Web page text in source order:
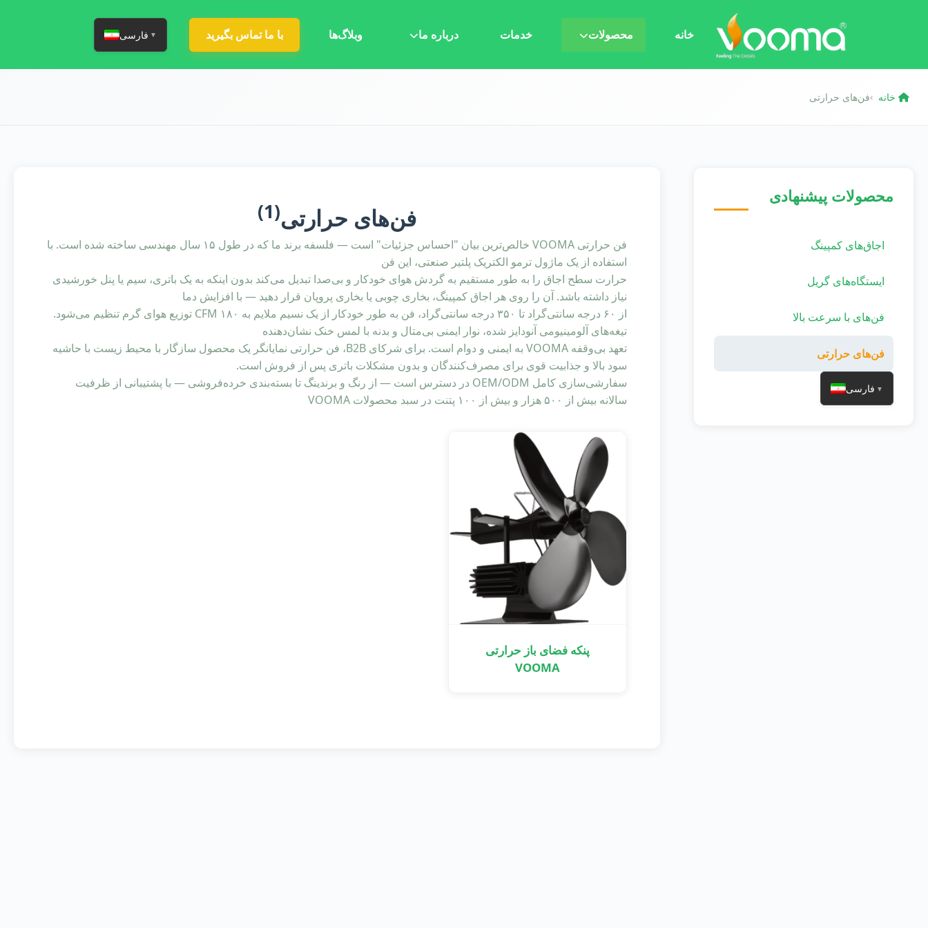
خانه محصولات خدمات درباره ما وبلاگ‌ها با ما تماس بگیرید فارسی ▼
خانه ›فن‌های حرارتی
محصولات پیشنهادی
اجاق‌های کمپینگ
ایستگاه‌های گریل
فن‌های با سرعت بالا
فن‌های حرارتی
فارسی ▼
فن‌های حرارتی(1)
فن حرارتی VOOMA خالص‌ترین بیان "احساس جزئیات" است — فلسفه برند ما که در طول ۱۵ سال مهندسی ساخته شده است. با
استفاده از یک ماژول ترمو الکتریک پلتیر صنعتی، این فن
حرارت سطح اجاق را به طور مستقیم به گردش هوای خودکار و بی‌صدا تبدیل می‌کند بدون اینکه به یک باتری، سیم یا پنل خورشیدی
نیاز داشته باشد. آن را روی هر اجاق کمپینگ، بخاری چوبی یا بخاری پروپان قرار دهید — با افزایش دما
از ۶۰ درجه سانتی‌گراد تا ۳۵۰ درجه سانتی‌گراد، فن به طور خودکار از یک نسیم ملایم به ۱۸۰ CFM توزیع هوای گرم تنظیم می‌شود.
تیغه‌های آلومینیومی آنودایز شده، نوار ایمنی بی‌متال و بدنه با لمس خنک نشان‌دهنده
تعهد بی‌وقفه VOOMA به ایمنی و دوام است. برای شرکای B2B، فن حرارتی نمایانگر یک محصول سازگار با محیط زیست با حاشیه
سود بالا و جذابیت قوی برای مصرف‌کنندگان و بدون مشکلات باتری پس از فروش است.
سفارشی‌سازی کامل OEM/ODM در دسترس است — از رنگ و برندینگ تا بسته‌بندی خرده‌فروشی — با پشتیبانی از ظرفیت
سالانه بیش از ۵۰۰ هزار و بیش از ۱۰۰ پتنت در سبد محصولات VOOMA
پنکه فضای باز حرارتی
VOOMA